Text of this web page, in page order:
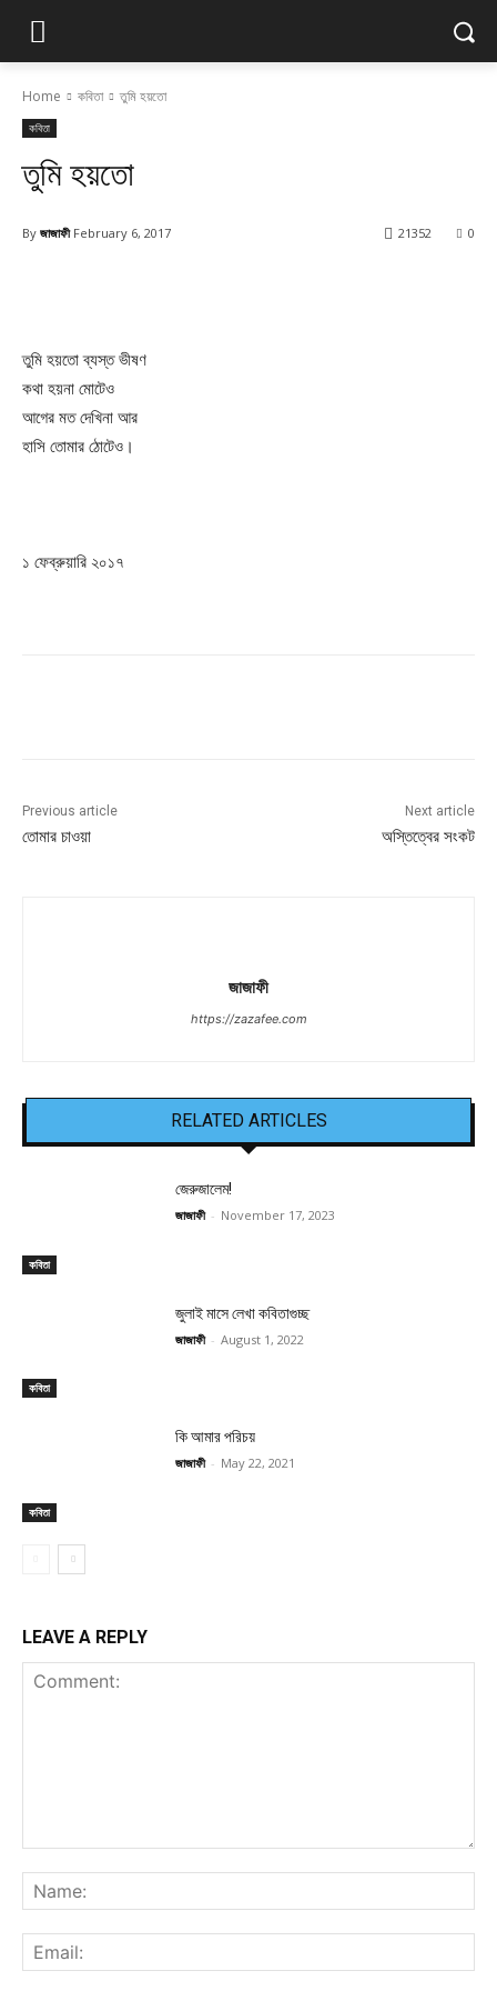
Home কবিতা তুমি হয়তো
কবিতা
তুমি হয়তো
By জাজাফী February 6, 2017 0
21352
তুমি হয়তো ব্যস্ত ভীষণ
কথা হয়না মোটেও
আগের মত দেখিনা আর
হাসি তোমার ঠোটেও।
১ ফেব্রুয়ারি ২০১৭
Previous article
তোমার চাওয়া
Next article
অস্তিত্বের সংকট
জাজাফী
https://zazafee.com
RELATED ARTICLES
কবিতা
জেরুজালেম!
জাজাফী - November 17, 2023
কবিতা
জুলাই মাসে লেখা কবিতাগুচ্ছ
জাজাফী - August 1, 2022
কবিতা
কি আমার পরিচয়
জাজাফী - May 22, 2021
LEAVE A REPLY